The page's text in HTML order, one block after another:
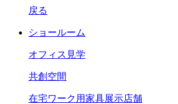
戻る
ショールーム
オフィス見学
共創空間
在宅ワーク用家具展示店舗